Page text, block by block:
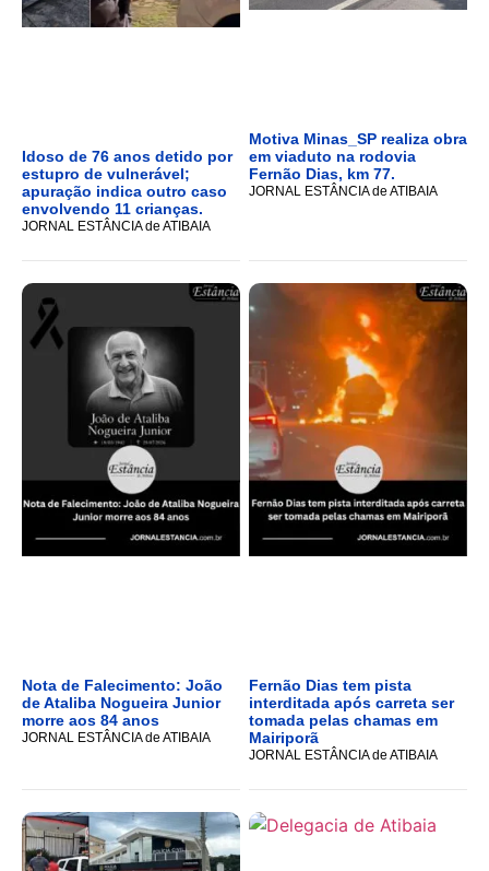
Idoso de 76 anos detido por
estupro de vulnerável;
apuração indica outro caso
envolvendo 11 crianças.
JORNAL ESTÂNCIA de ATIBAIA
Motiva Minas_SP realiza obra
em viaduto na rodovia
Fernão Dias, km 77.
JORNAL ESTÂNCIA de ATIBAIA
Nota de Falecimento: João
de Ataliba Nogueira Junior
morre aos 84 anos
JORNAL ESTÂNCIA de ATIBAIA
Fernão Dias tem pista
interditada após carreta ser
tomada pelas chamas em
Mairiporã
JORNAL ESTÂNCIA de ATIBAIA